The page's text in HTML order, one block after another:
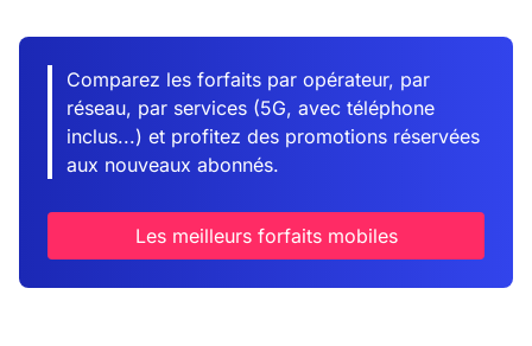
Comparez les forfaits par opérateur, par
réseau, par services (5G, avec téléphone
inclus...) et profitez des promotions réservées
aux nouveaux abonnés.
Les meilleurs forfaits mobiles